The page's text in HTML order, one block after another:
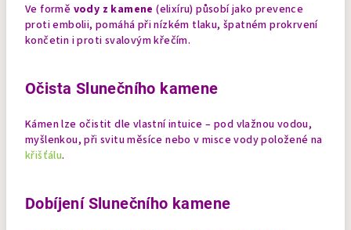
Ve formě vody z kamene (elixíru) působí jako prevence
proti embolii, pomáhá při nízkém tlaku, špatném prokrvení
končetin i proti svalovým křečím.
Očista Slunečního kamene
Kámen lze očistit dle vlastní intuice – pod vlažnou vodou,
myšlenkou, při svitu měsíce nebo v misce vody položené na
křišťálu.
Dobíjení Slunečního kamene